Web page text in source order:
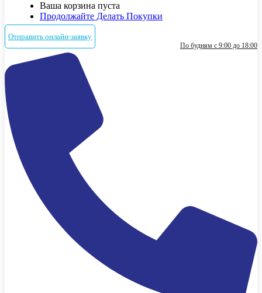
Ваша корзина пуста
Продолжайте Делать Покупки
Отправить онлайн-заявку
По будням с 9:00 до 18:00